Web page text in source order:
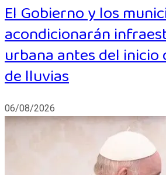
El Gobierno y los
acondicionarán
urbana antes del
de lluvias
06/08/2026